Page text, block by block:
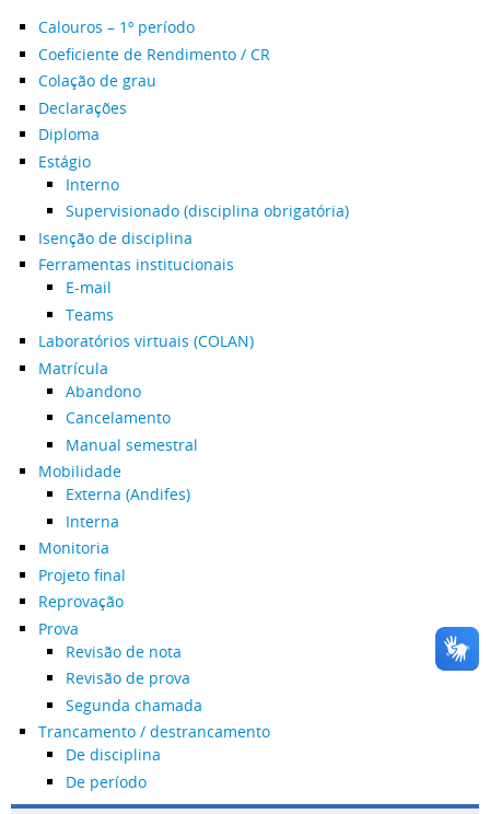
Calouros – 1º período
Coeficiente de Rendimento / CR
Colação de grau
Declarações
Diploma
Estágio
Interno
Supervisionado (disciplina obrigatória)
Isenção de disciplina
Ferramentas institucionais
E-mail
Teams
Laboratórios virtuais (COLAN)
Matrícula
Abandono
Cancelamento
Manual semestral
Mobilidade
Externa (Andifes)
Interna
Monitoria
Projeto final
Reprovação
Prova
Revisão de nota
Revisão de prova
Segunda chamada
Trancamento / destrancamento
De disciplina
De período